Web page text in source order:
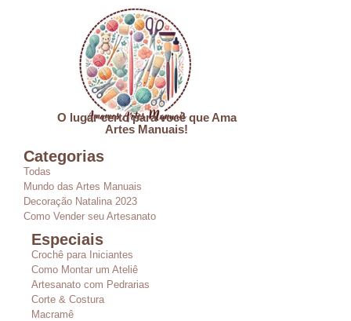
O lugar certo para você que Ama
Artes Manuais!
Categorias
Todas
Mundo das Artes Manuais
Decoração Natalina 2023
Como Vender seu Artesanato
Especiais
Crochê para Iniciantes
Como Montar um Ateliê
Artesanato com Pedrarias
Corte & Costura
Macramê